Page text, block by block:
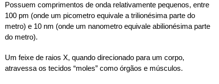
Possuem comprimentos de onda relativamente pequenos, entre
100 pm (onde um picometro equivale a trilionésima parte do
metro) e 10 nm (onde um nanometro equivale abilionésima parte
do metro).
Um feixe de raios X, quando direcionado para um corpo,
atravessa os tecidos “moles” como órgãos e músculos.